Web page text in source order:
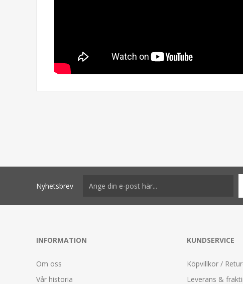
Nyhetsbrev
INFORMATION
Om oss
Vår historia
KUNDSERVICE
Köpvillkor /
Leverans &